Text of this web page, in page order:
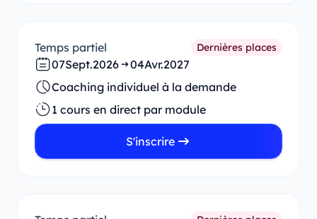
Temps partiel Dernières places
07Sept.2026 04Avr.2027
Coaching individuel à la demande
1 cours en direct par module
S'inscrire